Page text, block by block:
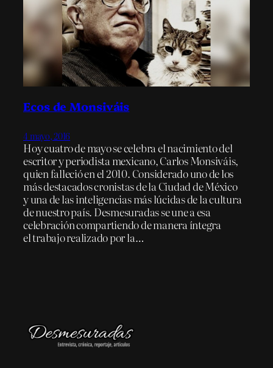
Ecos de Monsiváis
4 mayo, 2016
Hoy cuatro de mayo se celebra el nacimiento del
escritor y periodista mexicano, Carlos Monsiváis,
quien falleció en el 2010. Considerado uno de los
más destacados cronistas de la Ciudad de México
y una de las inteligencias más lúcidas de la cultura
de nuestro país. Desmesuradas se une a esa
celebración compartiendo de manera íntegra
el trabajo realizado por la…